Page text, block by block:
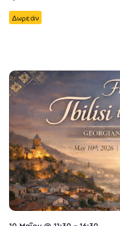
Δωρεάν